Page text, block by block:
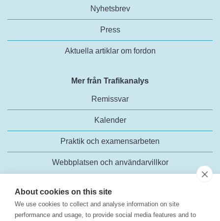
About cookies on this site
We use cookies to collect and analyse information on site
performance and usage, to provide social media features and to
Nyhetsbrev
Press
Aktuella artiklar om fordon
Mer från Trafikanalys
Remissvar
Kalender
Praktik och examensarbeten
Webbplatsen och användarvillkor